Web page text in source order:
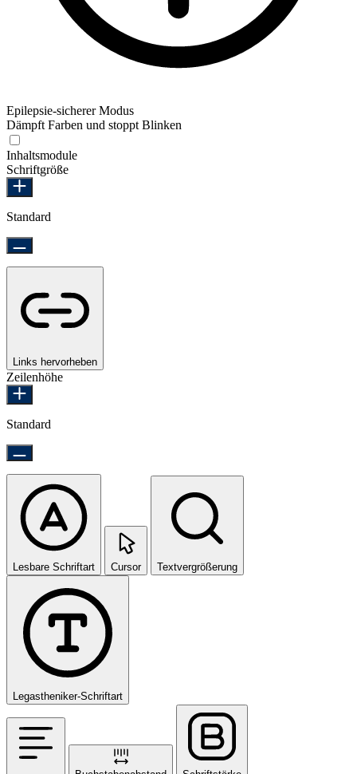
Epilepsie-sicherer Modus
Dämpft Farben und stoppt Blinken
Inhaltsmodule
Schriftgröße
Standard
Links hervorheben
Zeilenhöhe
Standard
Lesbare Schriftart Cursor Textvergrößerung
Legastheniker-Schriftart